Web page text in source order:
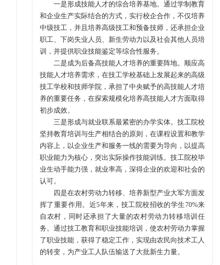
一是形成技能人才的综合培养基地。通过学制教育
和企业生产实际结合的方式，实行校企合作，不仅培养
中级技工，并且培养高级技工和预备技师，还承担企业
职工、下岗失业人员、新生劳动力以及社会其他人员培
训，并提供职业技能鉴定等综合性服务。
二是成为后备高技能人才培养的重要阵地。顺应高
技能人才培养需求，在技工学校基础上发展起来的高级
技工学校和技师学院，承担了中央赋予的高技能人才培
养的重要任务，在探索规模化培养高技能人才方面取得
初步成效。
三是形成与就业联系最紧密的办学实体。技工院校
坚持教育培训与生产相结合的原则，在课程设置和教学
内容上，以企业生产和服务一线的需要为导向，以提高
职业能力为核心，突出实际操作技能训练。技工院校毕
业生动手能力强，就业率高，深得企业的欢迎和社会的
认可。
四是在农村劳动力转移、培养新型产业大军方面发
挥了重要作用。近5年来，技工院校招收的学生70%来
自农村，同时还承担了大量的农村劳动力转移培训任
务。通过技工教育和职业技能培训，使农村劳动力掌握
了职业技能，获得了稳定工作，实现由农民向技术工人
的转变，为产业工人队伍输送了大批新生力量。